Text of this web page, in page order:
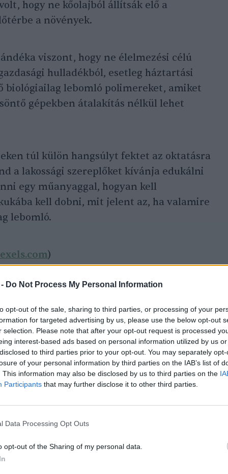
Do Not Process My Personal Information
opt-out of the sale, sharing to third parties, or processing of your
for targeted advertising by us, please use the below opt-out
selection. Please note that after your opt-out request is processed
interest-based ads based on personal information utilized by us
to third parties prior to your opt-out. You may separately
of your personal information by third parties on the IAB’s list of
This information may also be disclosed by us to third parties on the
Participants that may further disclose it to other third parties.
Data Processing Opt Outs
opt-out of the Sharing of my personal data.
hogy ne kőolajból állítsák elő a
a növények.
viszont, hogy ne élelmezési célú
hulladékból, esetleg háztartási
biológiailag lebomló polimereket, amiket
gépekben átalakítás nélkül lehet
túl külön hangsúlyt fektet az oktatásra
a lakossági szereplőket kívánja edukálni
egy műanyaggal, hogyan kell
kell dobni, mit jelent az, ha valamire
lebomló.
)